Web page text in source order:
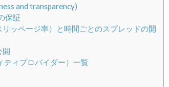
and transparency)
保証
ッページ率）と時間ごとのスプレッドの開
開
ィプロバイダー）一覧